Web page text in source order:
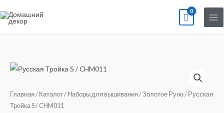
к
Главная / Каталог/ Наборы для вышивания /Золотое Руно/ Русская
Тройка S / CHM011
Количество
Русская
Тройка